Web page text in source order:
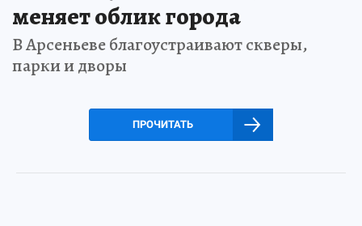
меняет облик города
В Арсеньеве благоустраивают скверы,
парки и дворы
ПРОЧИТАТЬ